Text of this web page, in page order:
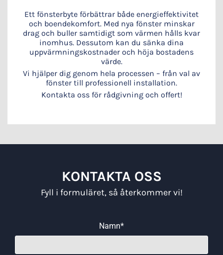
Ett fönsterbyte förbättrar både energieffektivitet
och boendekomfort. Med nya fönster minskar
drag och buller samtidigt som värmen hålls kvar
inomhus. Dessutom kan du sänka dina
uppvärmningskostnader och höja bostadens
värde.
Vi hjälper dig genom hela processen – från val av
fönster till professionell installation.
Kontakta oss för rådgivning och offert!
KONTAKTA OSS
Fyll i formuläret, så återkommer vi!
Namn*